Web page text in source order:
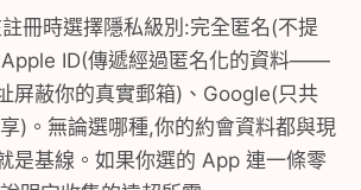
冊時選擇隱私級別:完全匿名(不提
Apple ID(傳遞經過匿名化的資料——
屏蔽你的真實郵箱)、Google(只共
)。無論選哪種,你的約會資料都與現
是基線。如果你選的 App 連一條零